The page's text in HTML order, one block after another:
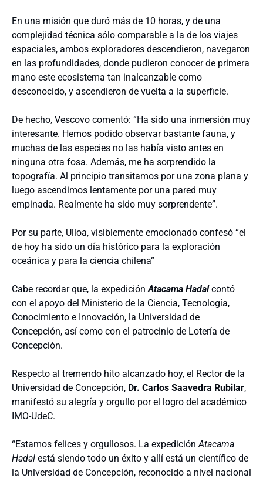
En una misión que duró más de 10 horas, y de una
complejidad técnica sólo comparable a la de los viajes
espaciales, ambos exploradores descendieron, navegaron
en las profundidades, donde pudieron conocer de primera
mano este ecosistema tan inalcanzable como
desconocido, y ascendieron de vuelta a la superficie.
De hecho, Vescovo comentó: “Ha sido una inmersión muy
interesante. Hemos podido observar bastante fauna, y
muchas de las especies no las había visto antes en
ninguna otra fosa. Además, me ha sorprendido la
topografía. Al principio transitamos por una zona plana y
luego ascendimos lentamente por una pared muy
empinada. Realmente ha sido muy sorprendente”.
Por su parte, Ulloa, visiblemente emocionado confesó “el
de hoy ha sido un día histórico para la exploración
oceánica y para la ciencia chilena”
Cabe recordar que, la expedición Atacama Hadalcontó
con el apoyo del Ministerio de la Ciencia, Tecnología,
Conocimiento e Innovación, la Universidad de
Concepción, así como con el patrocinio de Lotería de
Concepción.
Respecto al tremendo hito alcanzado hoy, el Rector de la
Universidad de Concepción, Dr. Carlos Saavedra Rubilar,
manifestó su alegría y orgullo por el logro del académico
IMO-UdeC.
“Estamos felices y orgullosos. La expedición Atacama
Hadal está siendo todo un éxito y allí está un científico de
la Universidad de Concepción, reconocido a nivel nacional